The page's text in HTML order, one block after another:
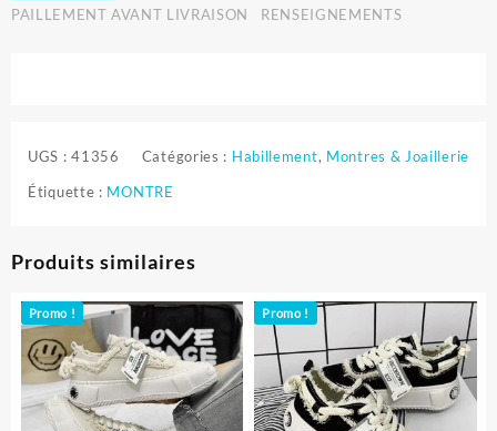
PAILLEMENT AVANT LIVRAISON RENSEIGNEMENTS
UGS :41356 Catégories : Habillement, Montres & Joaillerie
Étiquette : MONTRE
Produits similaires
Promo ! Promo !